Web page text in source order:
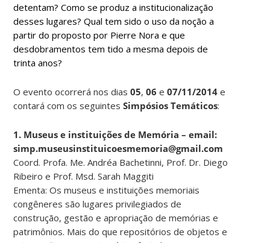
detentam? Como se produz a institucionalização
desses lugares? Qual tem sido o uso da noção a
partir do proposto por Pierre Nora e que
desdobramentos tem tido a mesma depois de
trinta anos?
O evento ocorrerá nos dias05,06 e07/11/2014 e
contará com os seguintesSimpósios Temáticos:
1. Museus e instituições de Memória – email:
simp.museusinstituicoesmemoria@gmail.com
Coord. Profa. Me. Andréa Bachetinni, Prof. Dr. Diego
Ribeiro e Prof. Msd. Sarah Maggiti
Ementa: Os museus e instituições memoriais
congêneres são lugares privilegiados de
construção, gestão e apropriação de memórias e
patrimônios. Mais do que repositórios de objetos e